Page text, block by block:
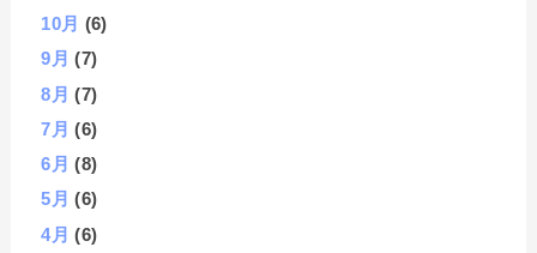
10月 (6)
9月(7)
8月(7)
7月(6)
6月(8)
5月(6)
4月(6)